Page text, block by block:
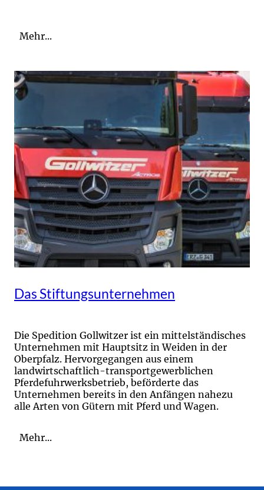
Mehr...
Das Stiftungsunternehmen
Die Spedition Gollwitzer ist ein mittelständisches
Unternehmen mit Hauptsitz in Weiden in der
Oberpfalz. Hervorgegangen aus einem
landwirtschaftlich-transportgewerblichen
Pferdefuhrwerksbetrieb, beförderte das
Unternehmen bereits in den Anfängen nahezu
alle Arten von Gütern mit Pferd und Wagen.
Mehr...